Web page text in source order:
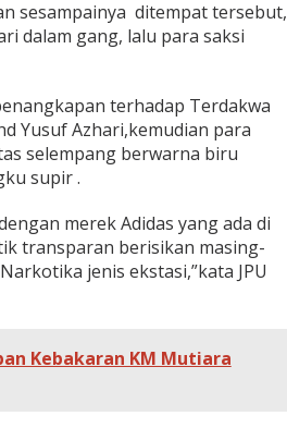
sesampainya ditempat tersebut,
dalam gang, lalu para saksi
terhadap Terdakwa
Yusuf Azhari,kemudian para
selempang berwarna biru
supir .
merek Adidas yang ada di
transparan berisikan masing-
jenis ekstasi,”kata JPU
Kebakaran KM Mutiara